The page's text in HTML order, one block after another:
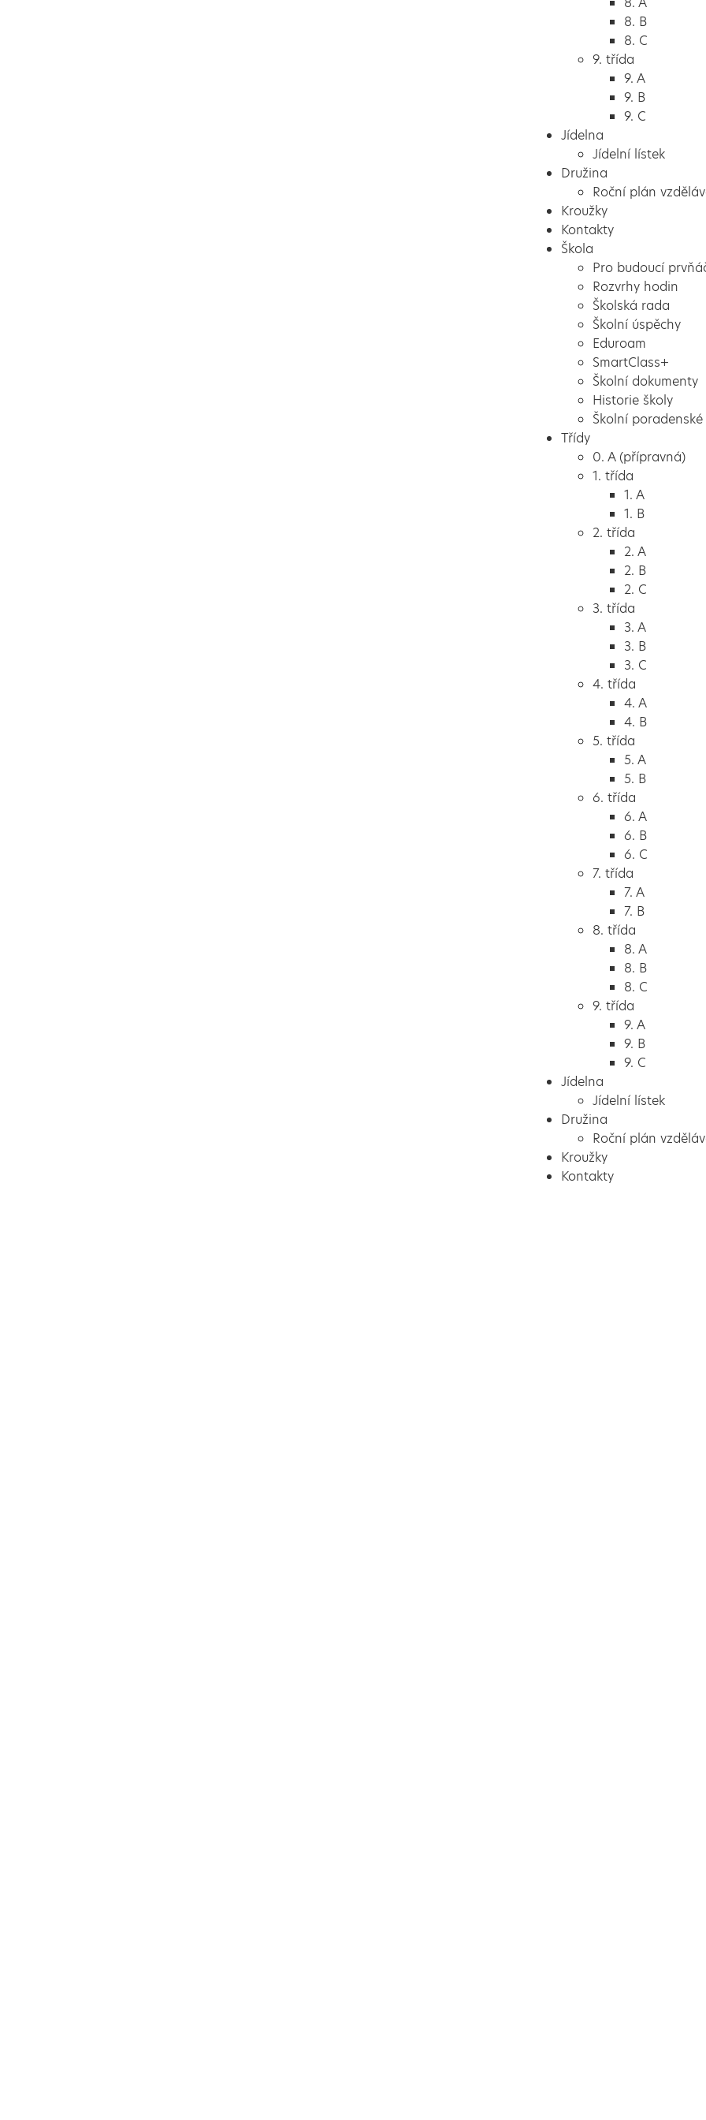
8. B
8. C
9. třída
9. A
9. B
9. C
Jídelna
Jídelní lístek
Družina
Roční plán
Kroužky
Kontakty
Škola
Pro budoucí
Rozvrhy hodin
Školská rada
Školní úspěchy
Eduroam
SmartClass+
Školní dokumenty
Historie školy
Školní
Třídy
0. A (přípravná)
1. třída
1. A
1. B
2. třída
2. A
2. B
2. C
3. třída
3. A
3. B
3. C
4. třída
4. A
4. B
5. třída
5. A
5. B
6. třída
6. A
6. B
6. C
7. třída
7. A
7. B
8. třída
8. A
8. B
8. C
9. třída
9. A
9. B
9. C
Jídelna
Jídelní lístek
Družina
Roční plán
Kroužky
Kontakty